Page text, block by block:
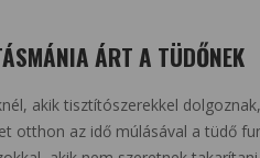
ÁRT A TÜDŐNEK
akik tisztítószerekkel
otthon az idő múlásával a tüdő